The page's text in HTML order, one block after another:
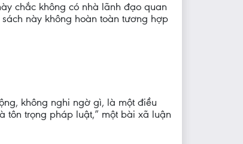
chắc không có nhà lãnh đạo quan
này không hoàn toàn tương hợp
không nghi ngờ gì, là một điều
tôn trọng pháp luật,” một bài xã luận